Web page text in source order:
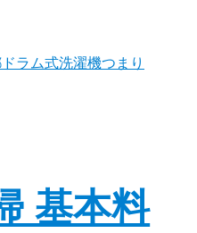
ラム式洗濯機つまり
基本料